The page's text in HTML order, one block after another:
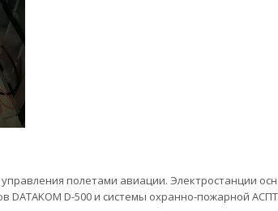
полетами авиации. Электростанции
D-500 и системы охранно-пожарной